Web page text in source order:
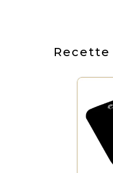
Recette